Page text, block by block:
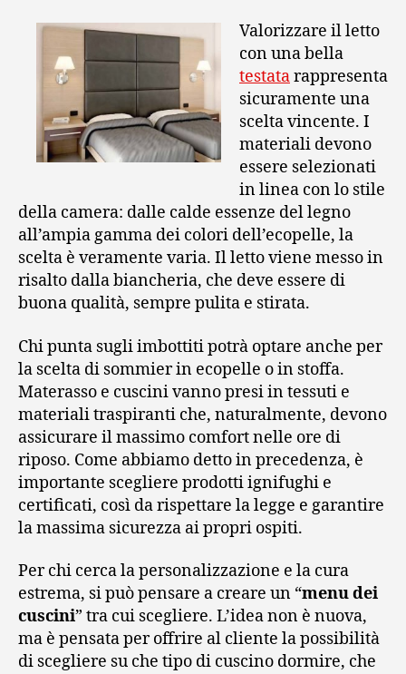
Valorizzare il letto
con una bella
testatarappresenta
sicuramente una
scelta vincente. I
materiali devono
essere selezionati
in linea con lo stile
della camera: dalle calde essenze del legno
all’ampia gamma dei colori dell’ecopelle, la
scelta è veramente varia. Il letto viene messo in
risalto dalla biancheria, che deve essere di
buona qualità, sempre pulita e stirata.
Chi punta sugli imbottiti potrà optare anche per
la scelta di sommier in ecopelle o in stoffa.
Materasso e cuscini vanno presi in tessuti e
materiali traspiranti che, naturalmente, devono
assicurare il massimo comfort nelle ore di
riposo. Come abbiamo detto in precedenza, è
importante scegliere prodotti ignifughi e
certificati, così da rispettare la legge e garantire
la massima sicurezza ai propri ospiti.
Per chi cerca la personalizzazione e la cura
estrema, si può pensare a creare un “menu dei
cuscini” tra cui scegliere. L’idea non è nuova,
ma è pensata per offrire al cliente la possibilità
di scegliere su che tipo di cuscino dormire, che